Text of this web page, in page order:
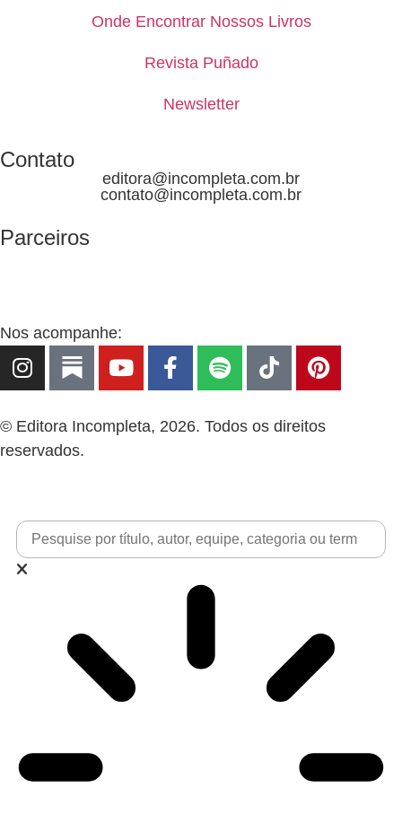
Onde Encontrar Nossos Livros
Revista Puñado
Newsletter
Contato
editora@incompleta.com.br
contato@incompleta.com.br
Parceiros
Nos acompanhe:
© Editora Incompleta, 2026. Todos os direitos
reservados.